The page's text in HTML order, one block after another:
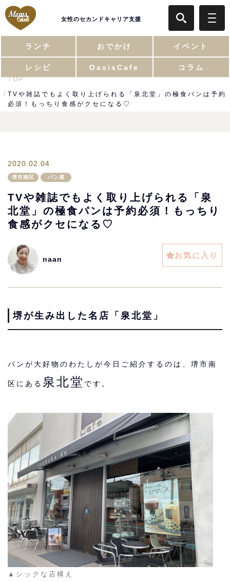
女性のセカンドキャリア支援
ランチ おでかけ イベント
レシピ OasisCafe コラム
TOP
TVや雑誌でもよく取り上げられる「泉北堂」の極食パンは予約
必須！もっちり食感がクセになる♡
2020.02.04
堺市南区 パン屋
TVや雑誌でもよく取り上げられる「泉
北堂」の極食パンは予約必須！もっちり
食感がクセになる♡
naan お気に入り
堺が生み出した名店「泉北堂」
パンが大好物のわたしが今日ご紹介するのは、堺市南
区にある 泉北堂 です。
▲シックな店構え